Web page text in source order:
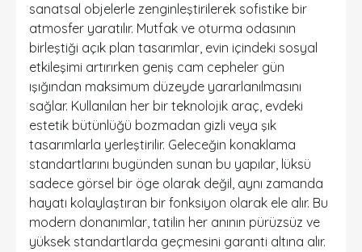
sanatsal objelerle zenginleştirilerek sofistike bir
atmosfer yaratılır. Mutfak ve oturma odasının
birleştiği açık plan tasarımlar, evin içindeki sosyal
etkileşimi artırırken geniş cam cepheler gün
ışığından maksimum düzeyde yararlanılmasını
sağlar. Kullanılan her bir teknolojik araç, evdeki
estetik bütünlüğü bozmadan gizli veya şık
tasarımlarla yerleştirilir. Geleceğin konaklama
standartlarını bugünden sunan bu yapılar, lüksü
sadece görsel bir öge olarak değil, aynı zamanda
hayatı kolaylaştıran bir fonksiyon olarak ele alır. Bu
modern donanımlar, tatilin her anının pürüzsüz ve
yüksek standartlarda geçmesini garanti altına alır.